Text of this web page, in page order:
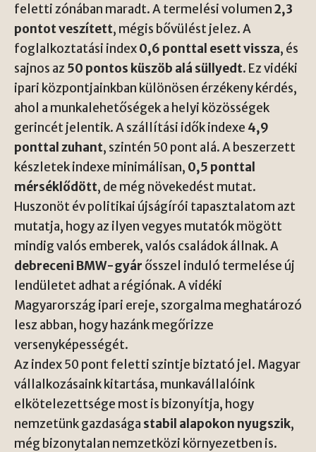
feletti zónában maradt. A termelési volumen2,3
pontot veszített, mégis bővülést jelez. A
foglalkoztatási index0,6 ponttal esett vissza, és
sajnos az 50 pontos küszöb alá süllyedt. Ez vidéki
ipari központjainkban különösen érzékeny kérdés,
ahol a munkalehetőségek a helyi közösségek
gerincét jelentik. A szállítási idők indexe 4,9
ponttal zuhant, szintén 50 pont alá. A beszerzett
készletek indexe minimálisan, 0,5 ponttal
mérséklődött, de még növekedést mutat.
Huszonöt év politikai újságírói tapasztalatom azt
mutatja, hogy az ilyen vegyes mutatók mögött
mindig valós emberek, valós családok állnak. A
debreceni BMW-gyár ősszel induló termelése új
lendületet adhat a régiónak. A vidéki
Magyarország ipari ereje, szorgalma meghatározó
lesz abban, hogy hazánk megőrizze
versenyképességét.
Az index 50 pont feletti szintje biztató jel. Magyar
vállalkozásaink kitartása, munkavállalóink
elkötelezettsége most is bizonyítja, hogy
nemzetünk gazdasága stabil alapokon nyugszik,
még bizonytalan nemzetközi környezetben is.